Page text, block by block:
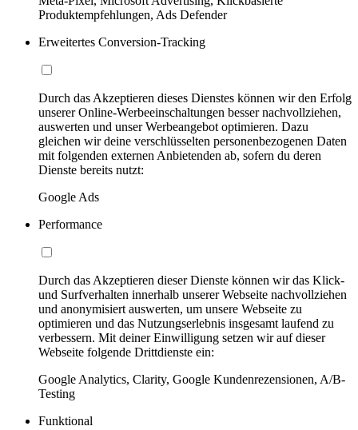
Produktempfehlungen, Ads Defender
Erweitertes Conversion-Tracking
Durch das Akzeptieren dieses Dienstes können wir den Erfolg
unserer Online-Werbeeinschaltungen besser nachvollziehen,
auswerten und unser Werbeangebot optimieren. Dazu
gleichen wir deine verschlüsselten personenbezogenen Daten
mit folgenden externen Anbietenden ab, sofern du deren
Dienste bereits nutzt:
Google Ads
Performance
Durch das Akzeptieren dieser Dienste können wir das Klick-
und Surfverhalten innerhalb unserer Webseite nachvollziehen
und anonymisiert auswerten, um unsere Webseite zu
optimieren und das Nutzungserlebnis insgesamt laufend zu
verbessern. Mit deiner Einwilligung setzen wir auf dieser
Webseite folgende Drittdienste ein:
Google Analytics, Clarity, Google Kundenrezensionen, A/B-
Testing
Funktional